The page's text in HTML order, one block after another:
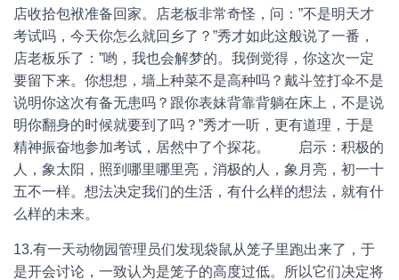
店收拾包袱准备回家。店老板非常奇怪，问：”不是明天才
考试吗，今天你怎么就回乡了？”秀才如此这般说了一番，
店老板乐了：”哟，我也会解梦的。我倒觉得，你这次一定
要留下来。你想想，墙上种菜不是高种吗？戴斗笠打伞不是
说明你这次有备无患吗？跟你表妹背靠背躺在床上，不是说
明你翻身的时候就要到了吗？”秀才一听，更有道理，于是
精神振奋地参加考试，居然中了个探花。 启示：积极的
人，象太阳，照到哪里哪里亮，消极的人，象月亮，初一十
五不一样。想法决定我们的生活，有什么样的想法，就有什
么样的未来。
13.有一天动物园管理员们发现袋鼠从笼子里跑出来了，于
是开会讨论，一致认为是笼子的高度过低。所以它们决定将